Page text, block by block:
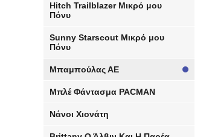
Hitch Trailblazer Μικρό μου
Πόνυ
Sunny Starscout Μικρό μου
Πόνυ
Μπαμπούλας ΑΕ
Μπλέ Φάντασμα PACMAN
Νάνοι Χιονάτη